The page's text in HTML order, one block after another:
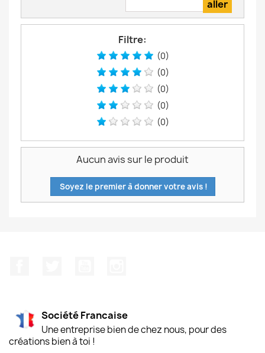
Filtre:
(0)
(0)
(0)
(0)
(0)
Aucun avis sur le produit
Soyez le premier à donner votre avis !
Société Francaise
Une entreprise bien de chez nous, pour des
créations bien à toi !